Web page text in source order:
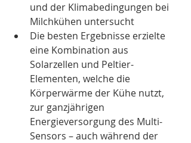
und der Klimabedingungen bei
Milchkühen untersucht
Die besten Ergebnisse erzielte
eine Kombination aus
Solarzellen und Peltier-
Elementen, welche die
Körperwärme der Kühe nutzt,
zur ganzjährigen
Energieversorgung des Multi-
Sensors – auch während der